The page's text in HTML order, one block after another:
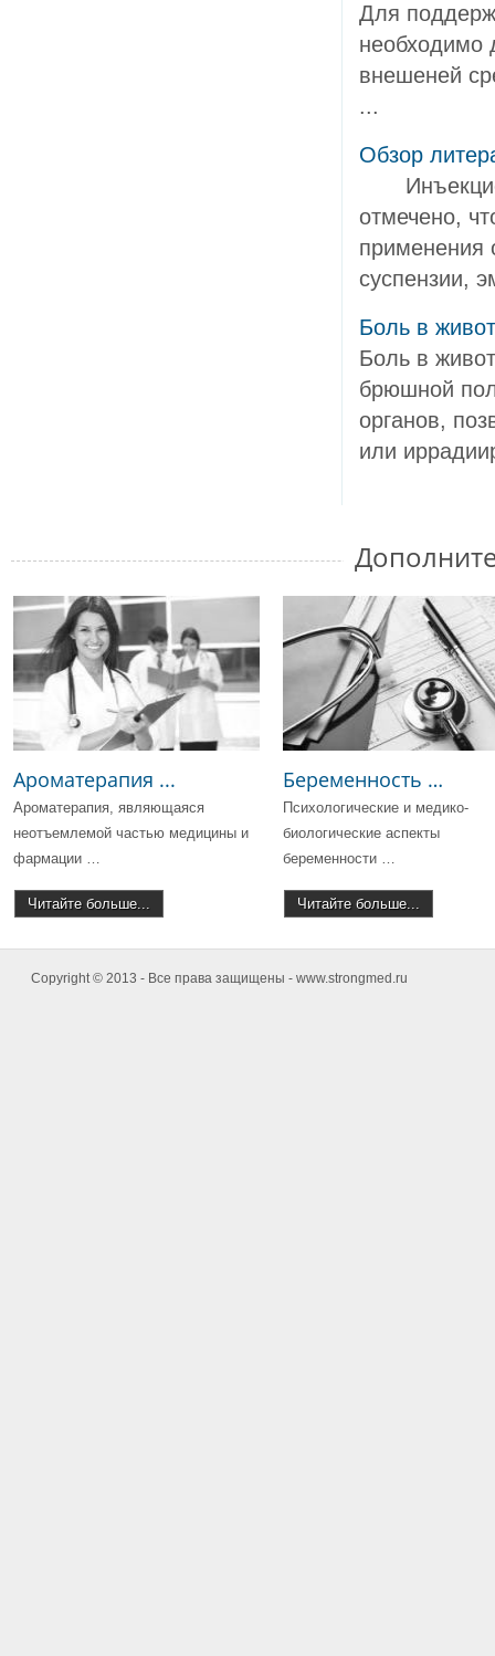
Для
необходимо
внешеней
...
Обзор
отмечено,
применения
суспензии,
Боль в
Боль в
брюшной
органов,
или
Ароматерапия ...
Ароматерапия, являющаяся
неотъемлемой частью медицины и
фармации …
Читайте больше...
Беременность …
Психологические и медико-
биологические аспекты
беременности …
Читайте больше...
Copyright © 2013 - Все права защищены - www.strongmed.ru